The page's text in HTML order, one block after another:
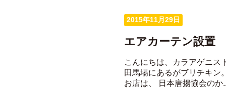
2015年11月29日
エアカーテン設置
こんにちは、カラアゲニス
田馬場にあるがブリチキン
お店は、 日本唐揚協会のか